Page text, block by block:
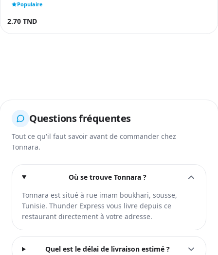
Populaire
2.70 TND
Questions fréquentes
Tout ce qu'il faut savoir avant de commander chez
Tonnara.
Où se trouve Tonnara ?
Tonnara est situé à rue imam boukhari, sousse,
Tunisie. Thunder Express vous livre depuis ce
restaurant directement à votre adresse.
Quel est le délai de livraison estimé ?